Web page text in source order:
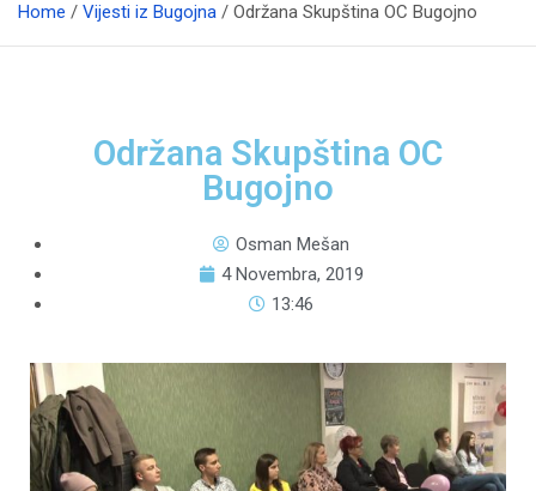
Home Vijesti iz Bugojna Održana Skupština OC Bugojno
Održana Skupština OC
Bugojno
Osman Mešan
4 Novembra, 2019
13:46